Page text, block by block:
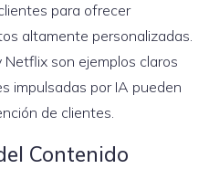
para ofrecer
altamente personalizadas.
son ejemplos claros
impulsadas por IA pueden
de clientes.
Contenido